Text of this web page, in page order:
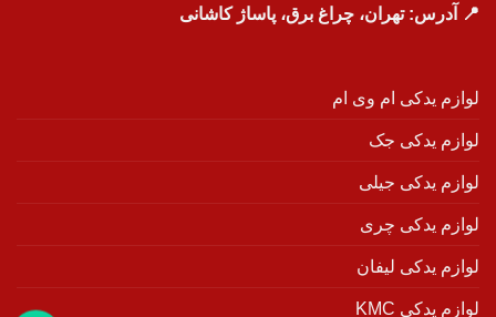
📍 آدرس: تهران، چراغ برق، پاساژ کاشانی
لوازم یدکی ام وی ام
لوازم یدکی جک
لوازم یدکی جیلی
لوازم یدکی چری
لوازم یدکی لیفان
لوازم یدکی KMC